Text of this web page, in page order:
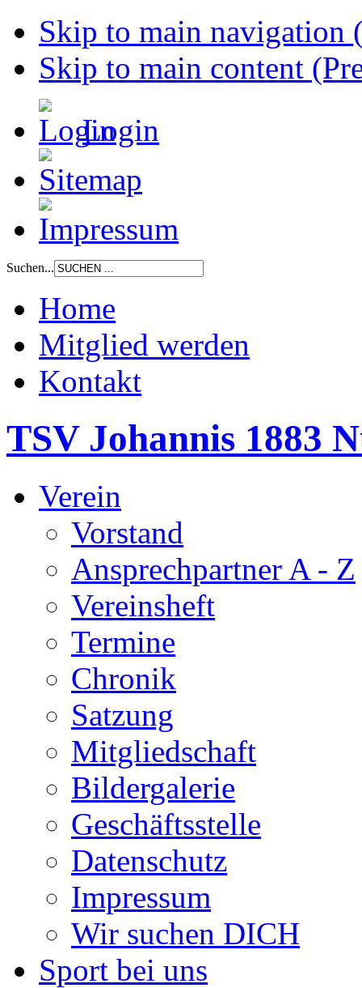
Skip to main navigation
Skip to main content
Login
Suchen...
Home
Mitglied werden
Kontakt
TSV Johannis 1883
Verein
Vorstand
Ansprechpartner A - Z
Vereinsheft
Termine
Chronik
Satzung
Mitgliedschaft
Bildergalerie
Geschäftsstelle
Datenschutz
Impressum
Wir suchen DICH
Sport bei uns